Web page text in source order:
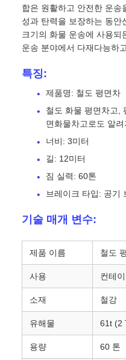
합은 원활하고 안전한 운송
성과 탄력을 보장하는 동안
크기의 화물 운송에 사용
운송 분야에서 다재다능하
특징:
제품명: 철도 평면차
철도 화물 평면차고,
면화물차고로도 알려
너비: 3미터
길: 12미터
짐 실력: 60톤
브레이크 타입: 공기
기술 매개 변수:
제품 이름 철도
사용 컨테
소재 철강
유해물 61t (2
용량 60 톤